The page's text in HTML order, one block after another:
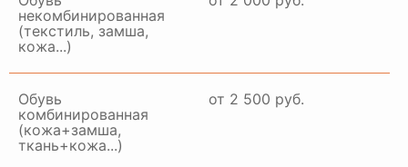
некомбинированная
(текстиль, замша,
кожа...)
Обувь
комбинированная
(кожа+замша,
ткань+кожа...)
от 2 500 руб.
ЗАКАЗАТЬ ДОСТАВКУ
Примем ваше изделие,
качественно восстановим и
состоянии в удобное для вас
время и место